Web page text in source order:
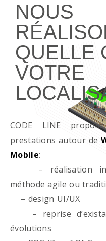
NOUS
QUELLE
VOTRE
CODE LINE
prestations autour de
Mobile:
– réalisation
méthode agile ou
– design UI/UX
– reprise
évolutions